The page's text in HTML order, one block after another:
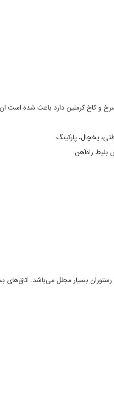
تا میدان سرخ و کاخ کرملین دارد باعث شده
یخچال، پارکینگ.
بلیط راه‌آهن.
و رستوران بسیار مجلل می‌باشد.